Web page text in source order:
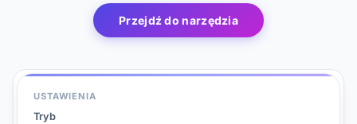
Przejdź do narzędzia
USTAWIENIA
Tryb